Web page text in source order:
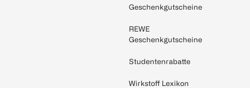
Geschenkgutscheine
REWE
Geschenkgutscheine
Studentenrabatte
Wirkstoff Lexikon